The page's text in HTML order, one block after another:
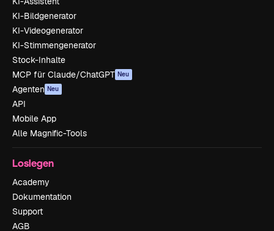
KI-Bildgenerator
KI-Videogenerator
KI-Stimmengenerator
Stock-Inhalte
MCP für Claude/ChatGPT Neu
Agenten Neu
API
Mobile App
Alle Magnific-Tools
Loslegen
Academy
Dokumentation
Support
AGB